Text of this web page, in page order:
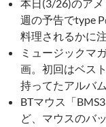
本日(3/26)のア
週の予告でtype
料理されるかに
ミュージックマ
画。初回はベス
持ってたアルバ
BTマウス「
ど、マウスのバ